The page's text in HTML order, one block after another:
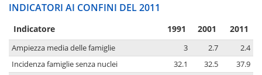
INDICATORI AI CONFINI DEL 2011
Indicatore 1991 2001 2011
Ampiezza media delle famiglie 3 2.7
2.4
Incidenza famiglie senza nuclei
32.1 32.5
37.9